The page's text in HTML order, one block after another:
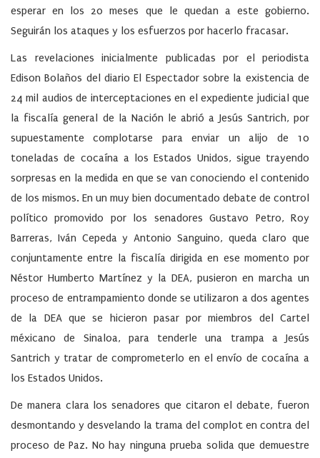
esperar en los 20 meses que le quedan a este gobierno.
Seguirán los ataques y los esfuerzos por hacerlo fracasar.
Las revelaciones inicialmente publicadas por el periodista
Edison Bolaños del diario El Espectador sobre la existencia de
24 mil audios de interceptaciones en el expediente judicial que
la fiscalía general de la Nación le abrió a Jesús Santrich, por
supuestamente complotarse para enviar un alijo de 10
toneladas de cocaína a los Estados Unidos, sigue trayendo
sorpresas en la medida en que se van conociendo el contenido
de los mismos. En un muy bien documentado debate de control
político promovido por los senadores Gustavo Petro, Roy
Barreras, Iván Cepeda y Antonio Sanguino, queda claro que
conjuntamente entre la fiscalía dirigida en ese momento por
Néstor Humberto Martínez y la DEA, pusieron en marcha un
proceso de entrampamiento donde se utilizaron a dos agentes
de la DEA que se hicieron pasar por miembros del Cartel
méxicano de Sinaloa, para tenderle una trampa a Jesús
Santrich y tratar de comprometerlo en el envío de cocaína a
los Estados Unidos.
De manera clara los senadores que citaron el debate, fueron
desmontando y desvelando la trama del complot en contra del
proceso de Paz. No hay ninguna prueba solida que demuestre